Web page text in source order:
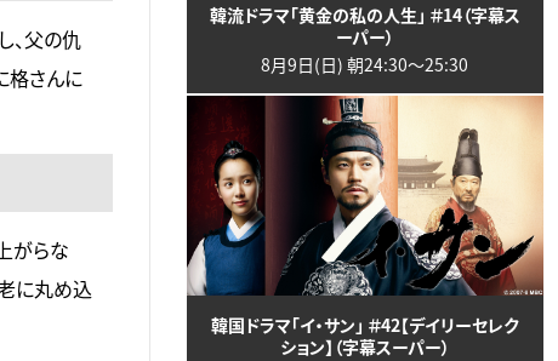
、父の仇
格さんに
がらな
に丸め込
韓流ドラマ「黄金の私の人生」 ＃14（字幕ス
ーパー）
8月9日(日) 朝24:30〜25:30
韓国ドラマ「イ・サン」 ＃42【デイリーセレク
ション】（字幕スーパー）